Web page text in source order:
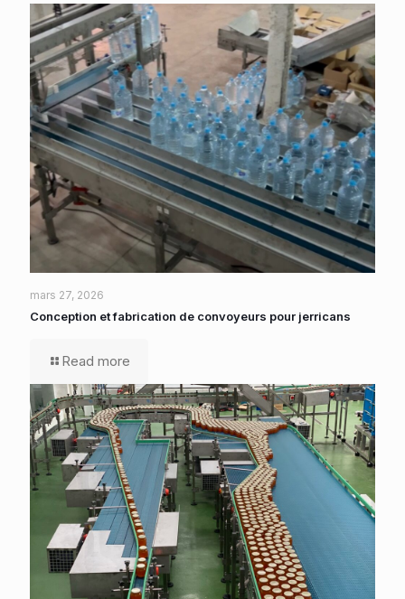
mars 27, 2026
Conception et fabrication de convoyeurs pour jerricans
Read more